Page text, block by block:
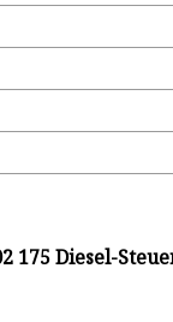
175 Diesel-